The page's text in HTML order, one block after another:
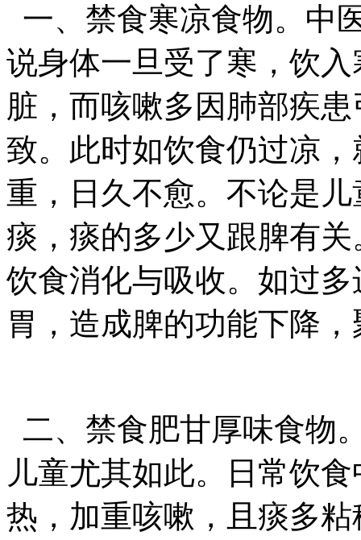
一、禁食寒凉食物。中
说身体一旦受了寒，饮
脏，而咳嗽多因肺部疾
致。此时如饮食仍过凉
重，日久不愈。不论是
痰，痰的多少又跟脾有
饮食消化与吸收。如过
胃，造成脾的功能下降
二、禁食肥甘厚味食物
儿童尤其如此。日常饮
热，加重咳嗽，且痰多